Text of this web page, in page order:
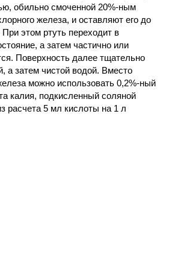
обильно смоченной 20%-ным
железа, и оставляют его до
этом ртуть переходит в
а затем частично или
Поверхность далее тщательно
а затем чистой водой. Вместо
можно использовать 0,2%-ный
калия, подкисленный соляной
расчета 5 мл кислоты на 1 л